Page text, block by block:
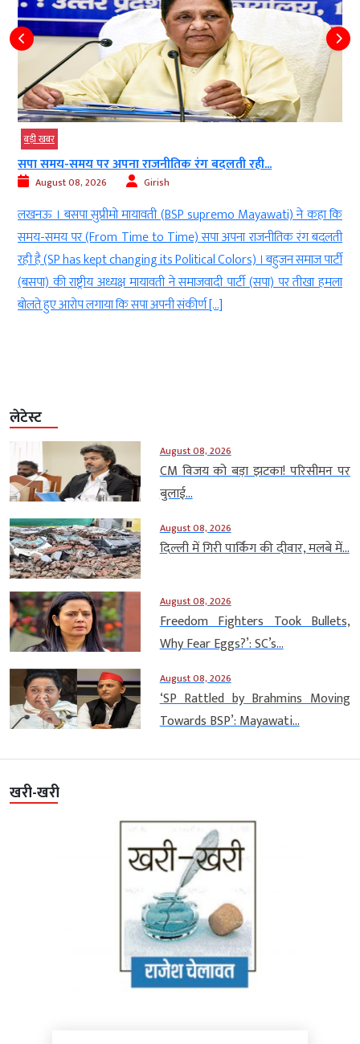
बड़ी खबर
सपा समय-समय पर अपना राजनीतिक रंग बदलती रही...
August 08, 2026 Girish
लखनऊ । बसपा सुप्रीमो मायावती (BSP supremo Mayawati) ने कहा कि
समय-समय पर (From Time to Time) सपा अपना राजनीतिक रंग बदलती
रही है (SP has kept changing its Political Colors) । बहुजन समाज पार्टी
(बसपा) की राष्ट्रीय अध्यक्ष मायावती ने समाजवादी पार्टी (सपा) पर तीखा हमला
बोलते हुए आरोप लगाया कि सपा अपनी संकीर्ण […]
लेटेस्ट
August 08, 2026
CM विजय को बड़ा झटका! परिसीमन पर
बुलाई...
August 08, 2026
दिल्ली में गिरी पार्किंग की दीवार, मलबे में...
August 08, 2026
Freedom Fighters Took Bullets,
Why Fear Eggs?’: SC’s...
August 08, 2026
‘SP Rattled by Brahmins Moving
Towards BSP’: Mayawati...
खरी-खरी